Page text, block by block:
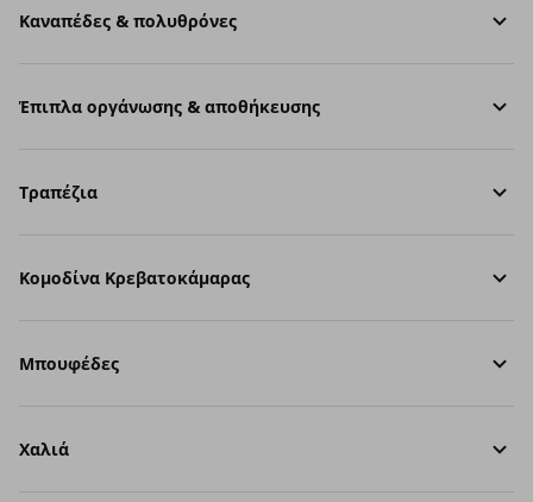
Καναπέδες & πολυθρόνες
Έπιπλα οργάνωσης & αποθήκευσης
Τραπέζια
Κομοδίνα Κρεβατοκάμαρας
Μπουφέδες
Χαλιά